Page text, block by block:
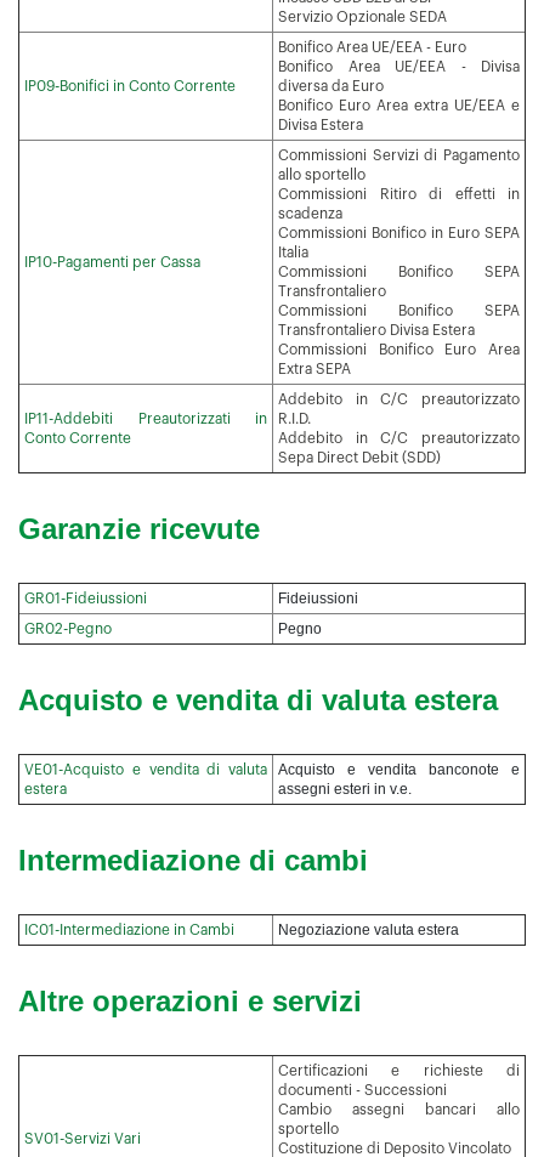
Servizio Opzionale SEDA
IP09-Bonifici in Conto Corrente
Bonifico Area UE/EEA - Euro
Bonifico Area UE/EEA - Divisa
diversa da Euro
Bonifico Euro Area extra UE/EEA e
Divisa Estera
IP10-Pagamenti per Cassa
Commissioni Servizi di Pagamento
allo sportello
Commissioni Ritiro di effetti in
scadenza
Commissioni Bonifico in Euro SEPA
Italia
Commissioni Bonifico SEPA
Transfrontaliero
Commissioni Bonifico SEPA
Transfrontaliero Divisa Estera
Commissioni Bonifico Euro Area
Extra SEPA
IP11-Addebiti Preautorizzati in
Conto Corrente
Addebito in C/C preautorizzato
R.I.D.
Addebito in C/C preautorizzato
Sepa Direct Debit (SDD)
Garanzie ricevute
GR01-Fideiussioni Fideiussioni
GR02-Pegno Pegno
Acquisto e vendita di valuta estera
VE01-Acquisto e vendita di valuta
estera
Acquisto e vendita banconote e
assegni esteri in v.e.
Intermediazione di cambi
IC01-Intermediazione in Cambi Negoziazione valuta estera
Altre operazioni e servizi
SV01-Servizi Vari
Certificazioni e richieste di
documenti - Successioni
Cambio assegni bancari allo
sportello
Costituzione di Deposito Vincolato